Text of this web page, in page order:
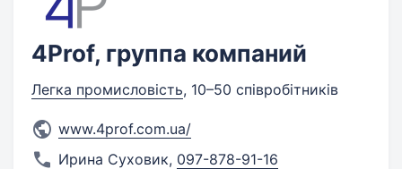
4Prof, группа компаний
Легка промисловість, 10–50 співробітників
www.4prof.com.ua/
Ирина Суховик, 097-878-91-16